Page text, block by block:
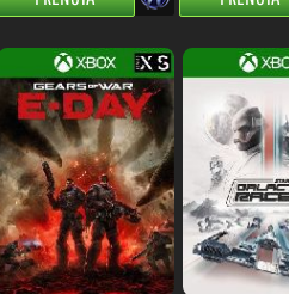
-9%
kr.524.34
kr.414.26 -42%